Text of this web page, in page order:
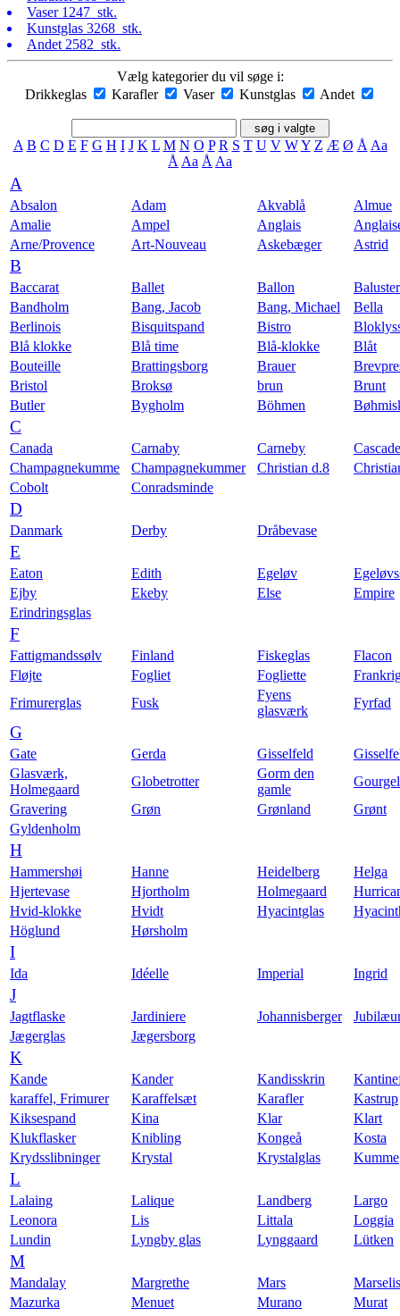
Vaser 1247 stk.
Kunstglas 3268 stk.
Andet 2582 stk.
Vælg kategorier du vil søge i:
Drikkeglas
Karafler Vaser Kunstglas Andet
A B C D E F G H I J K L M N O P R S T U V W Y Z Æ Ø Å Aa
Å Aa Å Aa
A
Absalon Adam Akvablå
Almue
Amalie
Ampel Anglais
Arne/Provence
Art-Nouveau Askebæger Astrid
B
Baccarat Ballet Ballon
Baluster
Bandholm
Bang, Jacob Bang, Michael
Bella
Berlinois
Bisquitspand Bistro
Blå klokke
Blå time Blå-klokke
Blåt
Bouteille
Brattingsborg Brauer
Bristol
Broksø brun
Brunt
Butler
Bygholm Böhmen
C
Canada Carnaby Carneby
Cascade
Champagnekumme
Champagnekummer Christian d.8
Cobolt
Conradsminde
D
Danmark Derby Dråbevase
E
Eaton Edith Egeløv
Ejby
Ekeby Else
Empire
Erindringsglas
F
Fattigmandssølv Finland Fiskeglas
Flacon
Fløjte
Fogliet Fogliette
Frimurerglas
Fusk
Fyens
glasværk
Fyrfad
G
Gate Gerda Gisselfeld
Glasværk,
Holmegaard
Globetrotter
Gorm den
gamle
Gravering
Grøn Grønland
Grønt
Gyldenholm
H
Hammershøi Hanne Heidelberg
Helga
Hjertevase
Hjortholm Holmegaard
Hvid-klokke
Hvidt Hyacintglas
Höglund
Hørsholm
I
Ida Idéelle Imperial Ingrid
J
Jagtflaske Jardiniere Johannisberger
Jægerglas
Jægersborg
K
Kande Kander Kandisskrin
karaffel, Frimurer
Karaffelsæt Karafler
Kastrup
Kiksespand
Kina Klar
Klart
Klukflasker
Knibling Kongeå
Kosta
Krydsslibninger
Krystal Krystalglas Kumme
L
Lalaing Lalique Landberg
Largo
Leonora
Lis Littala
Loggia
Lundin
Lyngby glas Lynggaard Lütken
M
Mandalay Margrethe Mars
Mazurka
Menuet Murano
Murat